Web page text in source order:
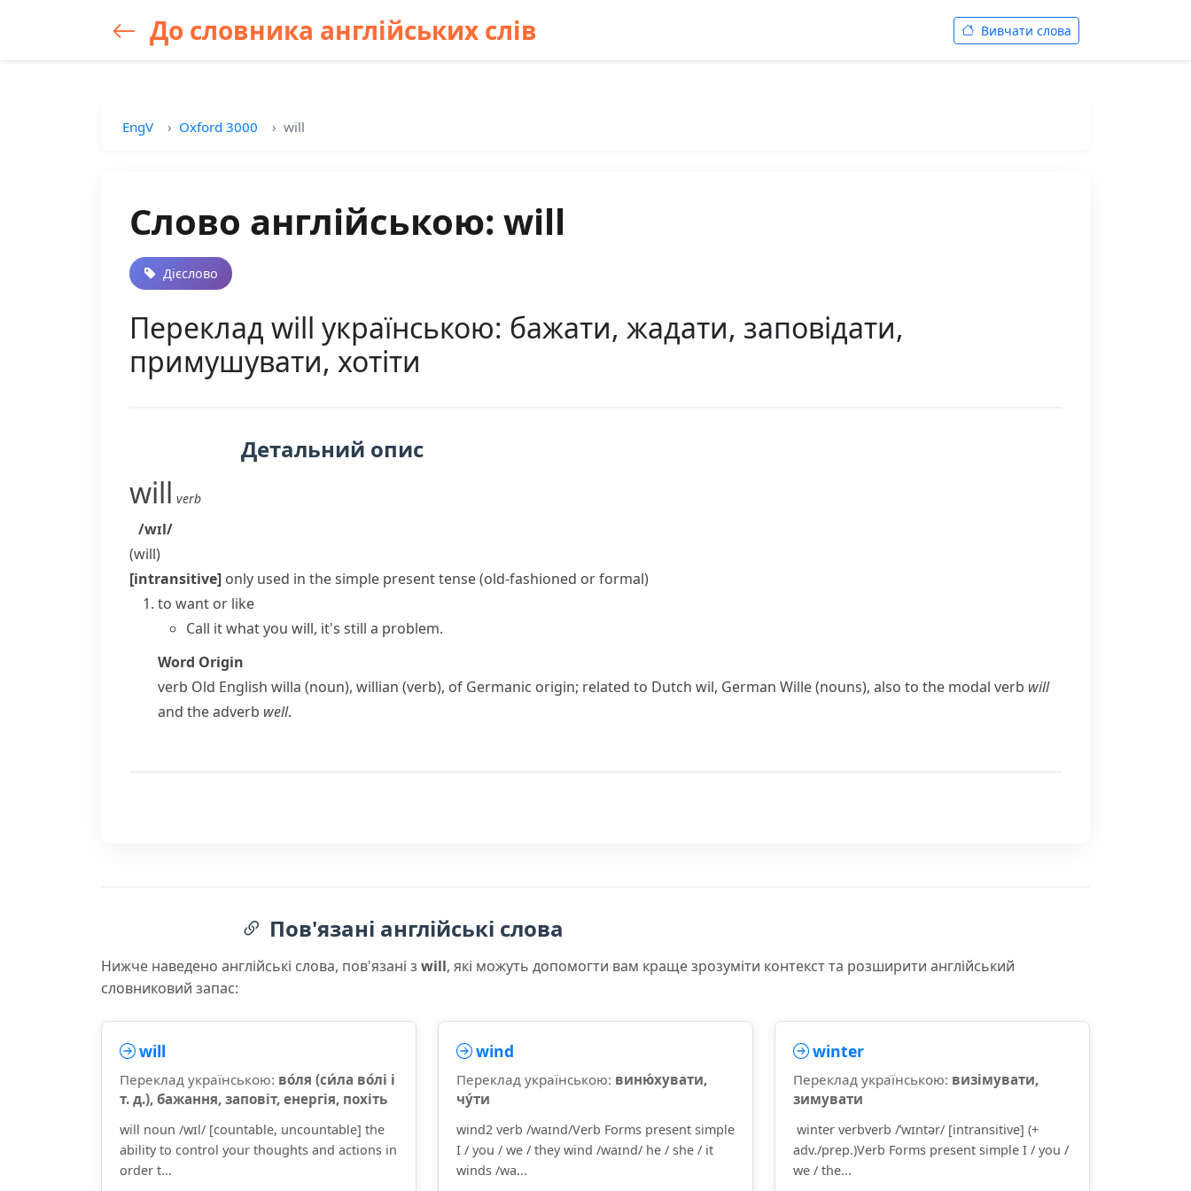
До словника англійських слів Вивчати слова
EngV Oxford 3000 will
Слово англійською: will
Дієслово
Переклад will українською: бажати, жадати, заповідати,
примушувати, хотіти
Детальний опис
will verb
/wɪl/
(will)
[intransitive] only used in the simple present tense(old-fashioned or formal)
to want or like
Call it what you will, it's still a problem.
Word Origin
verb Old English willa (noun), willian (verb), of Germanic origin; related to Dutch wil, German Wille(nouns), also to the modal verb will
and the adverb well.
Пов'язані англійські слова
Нижче наведено англійські слова, пов'язані з will, які можуть допомогти вам краще зрозуміти контекст та розширити англійський
словниковий запас:
will
Переклад українською: во́ля (си́ла во́лі і
т. д.), бажання, заповіт, енергія, похіть
will noun /wɪl/ [countable, uncountable] the
ability to control your thoughts and actions in
order t...
wind
Переклад українською: виню́хувати,
чу́ти
wind2 verb /waɪnd/Verb Forms present simple
I / you / we / they wind /waɪnd/ he / she / it
winds /wa...
winter
Переклад українською: визімувати,
зимувати
winter verbverb /ˈwɪntər/ [intransitive] (+
adv./prep.)Verb Forms present simple I / you /
we / the...